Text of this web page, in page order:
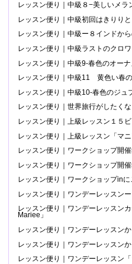
レッスン便り｜中級８−美しいメラ
レッスン便り｜中級初回はきりり
レッスン便り｜中級ー８インドか
レッスン便り｜中級ラストのクロワ
レッスン便り｜中級9-春色のオーナ
レッスン便り｜中級11 黄色い春
レッスン便り｜中級10-春色のジュ
レッスン便り｜世界旅行がしたく
レッスン便り｜上級レッスン１５
レッスン便り｜上級レッスン「マニ
レッスン便り｜ワークショップ開
レッスン便り｜ワークショップ開
レッスン便り｜ワークショップinに
レッスン便り｜ワンデーレッスン
レッスン便り｜ワンデーレッスン
Mariee」
レッスン便り｜ワンデーレッスン
レッスン便り｜ワンデーレッスン
レッスン便り｜ワンデーレッスン「